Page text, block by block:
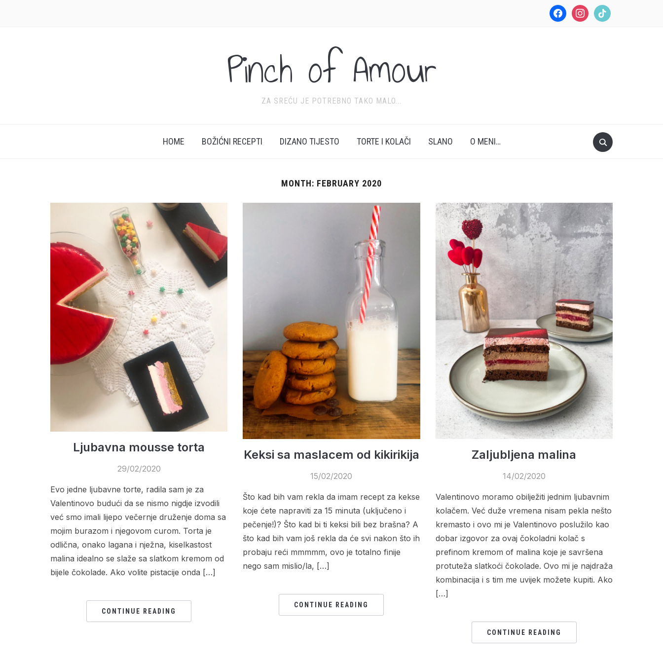
facebookinstagramtiktok
Pinch of Amour
ZA SREĆU JE POTREBNO TAKO MALO...
HOME BOŽIĆNI RECEPTI DIZANO TIJESTO TORTE I KOLAČI SLANO O MENI…
MONTH: FEBRUARY 2020
Ljubavna mousse torta
29/02/2020
Evo jedne ljubavne torte, radila sam je za
Valentinovo budući da se nismo nigdje izvodili
već smo imali lijepo večernje druženje doma sa
mojim burazom i njegovom curom. Torta je
odlična, onako lagana i nježna, kiselkastost
malina idealno se slaže sa slatkom kremom od
bijele čokolade. Ako volite pistacije onda […]
CONTINUE READING
Keksi sa maslacem od kikirikija
15/02/2020
Što kad bih vam rekla da imam recept za kekse
koje ćete napraviti za 15 minuta (uključeno i
pečenje!)? Što kad bi ti keksi bili bez brašna? A
što kad bih vam još rekla da će svi nakon što ih
probaju reći mmmmm, ovo je totalno finije
nego sam mislio/la, […]
CONTINUE READING
Zaljubljena malina
14/02/2020
Valentinovo moramo obilježiti jednim ljubavnim
kolačem. Već duže vremena nisam pekla nešto
kremasto i ovo mi je Valentinovo poslužilo kao
dobar izgovor za ovaj čokoladni kolač s
prefinom kremom of malina koje je savršena
protuteža slatkoći čokolade. Ovo mi je najdraža
kombinacija i s tim me uvijek možete kupiti. Ako
[…]
CONTINUE READING